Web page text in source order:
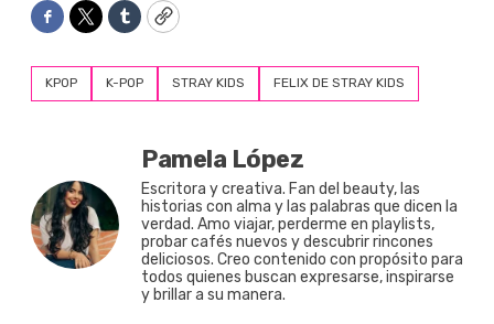
Facebook
TwitterTumblrCopy
KPOP K-POP STRAY KIDS FELIX DE STRAY KIDS
Pamela López
Escritora y creativa. Fan del beauty, las
historias con alma y las palabras que dicen la
verdad. Amo viajar, perderme en playlists,
probar cafés nuevos y descubrir rincones
deliciosos. Creo contenido con propósito para
todos quienes buscan expresarse, inspirarse
y brillar a su manera.